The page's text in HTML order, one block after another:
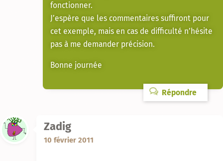
fonctionner.
J’espère que les commentaires suffiront pour
cet exemple, mais en cas de difficulté n’hésite
pas à me demander précision.
Bonne journée
Répondre
Zadig
10 février 2011